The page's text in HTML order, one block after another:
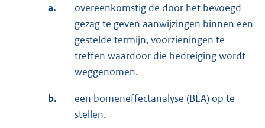
a.
overeenkomstig de door het bevoegd
gezag te geven aanwijzingen binnen een
gestelde termijn, voorzieningen te
treffen waardoor die bedreiging wordt
weggenomen.
b.
een bomeneffectanalyse (BEA) op te
stellen.